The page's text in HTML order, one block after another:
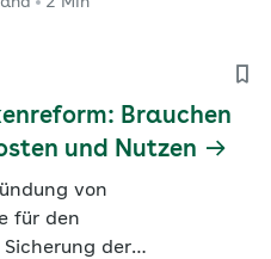
Brauchen
und Nutzen
von
für den
der